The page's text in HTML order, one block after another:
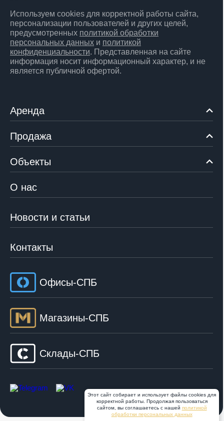
Используем cookies для корректной работы сайта,
персонализации пользователей и других целей,
предусмотренных политикой обработки
персональных данных и политикой
конфиденциальности. Представленная на сайте
информация носит информационный характер, и не
является публичной офертой.
Аренда
Продажа
Объекты
О нас
Новости и статьи
Контакты
Офисы-СПБ
Магазины-СПБ
Склады-СПБ
Этот сайт собирает и использует файлы cookies для
корректной работы. Продолжая пользоваться
сайтом, вы соглашаетесь с нашей политикой
обработки персональных данных